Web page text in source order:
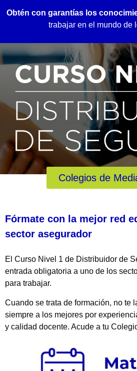
Obtén con garantías los
trabajar en el mundo de
Colegios de
Fórmate con la mejor red
sector asegurador
El Curso Nivel 1 de Distribuidor de
entrada obligatoria a uno de los
para trabajar.
Cuando se trata de formación, no te
siempre a los mejores por
y calidad docente. Acude a tu